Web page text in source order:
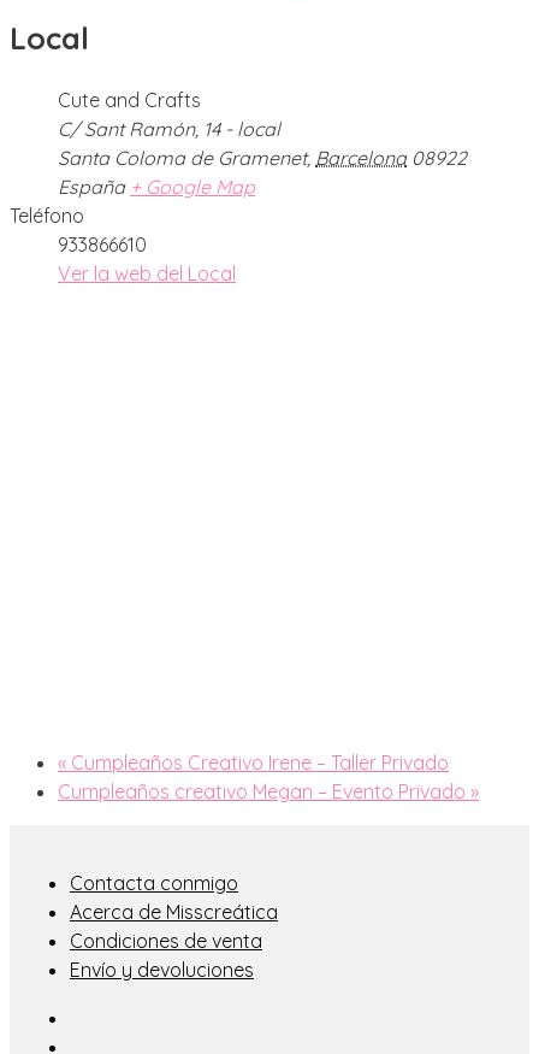
Local
Cute and Crafts
C/ Sant Ramón, 14 - local
Santa Coloma de Gramenet, Barcelona 08922
España + Google Map
Teléfono
933866610
Ver la web del Local
« Cumpleaños Creativo Irene – Taller Privado
Cumpleaños creativo Megan – Evento Privado »
Contacta conmigo
Acerca de Misscreática
Condiciones de venta
Envío y devoluciones